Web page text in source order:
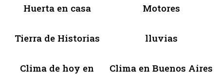
Huerta en casa Motores
Tierra de Historias lluvias
Clima de hoy en
Clima en Buenos Aires